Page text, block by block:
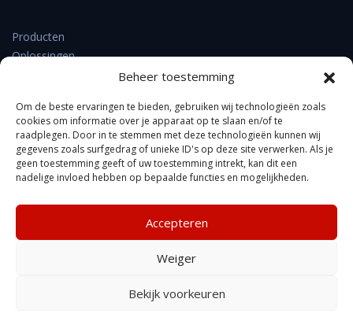
Beheer toestemming
Om de beste ervaringen te bieden, gebruiken wij technologieën zoals
cookies om informatie over je apparaat op te slaan en/of te
raadplegen. Door in te stemmen met deze technologieën kunnen wij
gegevens zoals surfgedrag of unieke ID's op deze site verwerken. Als je
geen toestemming geeft of uw toestemming intrekt, kan dit een
nadelige invloed hebben op bepaalde functies en mogelijkheden.
Accepteren
Weiger
Bekijk voorkeuren
Producten
Oplossingen
Support & downloads
Nieuws
Contact
Over DrayTek
FAQ
Kennisbank
Copyright © Xpert Data b.v. gegevens, foto's of specificaties